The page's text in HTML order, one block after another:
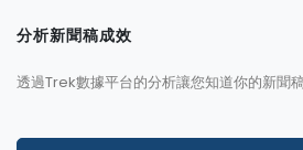
分析新聞稿成效
透過Trek數據平台的分析讓您知道你的新聞